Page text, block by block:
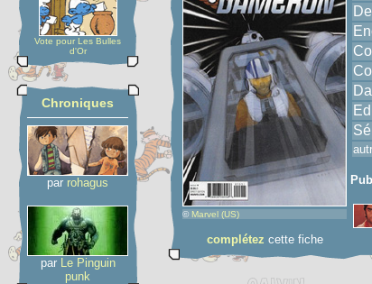
Vote pour Les Bulles
d'Or
Chroniques
par rohagus
par Le Pinguin
punk
© Marvel (US)
complétez cette fiche